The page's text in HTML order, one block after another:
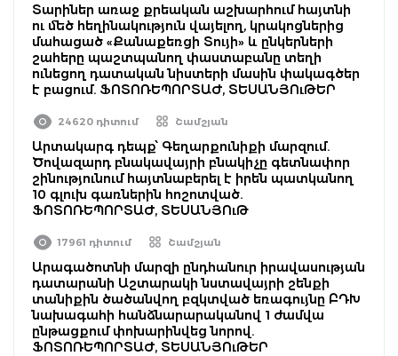
Տարիներ առաջ քրեական աշխարհում հայտնի
ու մեծ հեղինակություն վայելող, կրակոցներից
մահացած «Քանաքեռցի Տույի» և ընկերների
շահերը պաշտպանող փաստաբանը տեղի
ունեցող դատական նիստերի մասին փակագծեր
է բացում. ՖՈՏՈՌԵՊՈՐՏԱԺ, ՏԵՍԱՆՅՈւԹԵՐ
24620 դիտում Շամշյան
Արտակարգ դեպք՝ Գեղարքունիքի մարզում.
Ծովազարդ բնակավայրի բնակիչը գետնափոր
շինությունում հայտնաբերել է իրեն պատկանող
10 գլուխ գառներին հոշոտված.
ՖՈՏՈՌԵՊՈՐՏԱԺ, ՏԵՍԱՆՅՈւԹ
17961 դիտում Շամշյան
Արագածոտնի մարզի ընդհանուր իրավասության
դատարանի Աշտարակի նստավայրի շենքի
տանիքին ծածանվող բզկտված եռագույնը ԲԴԽ
նախագահի հանձնարարականով 1 ժամվա
ընթացքում փոխարինվեց նորով.
ՖՈՏՈՌԵՊՈՐՏԱԺ, ՏԵՍԱՆՅՈւԹԵՐ